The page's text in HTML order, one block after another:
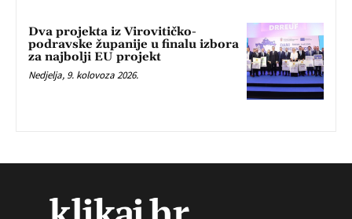
Dva projekta iz Virovitičko-
podravske županije u finalu izbora
za najbolji EU projekt
Nedjelja, 9. kolovoza 2026.